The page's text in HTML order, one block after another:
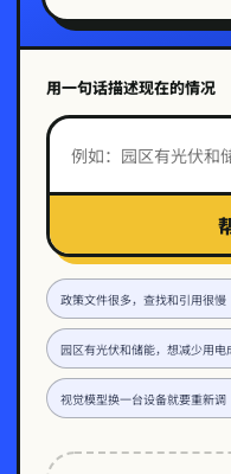
用一句话描述现在的情况
政策文件很多，查找和引用很慢
园区有光伏和储能，想减少用电
视觉模型换一台设备就要重新调